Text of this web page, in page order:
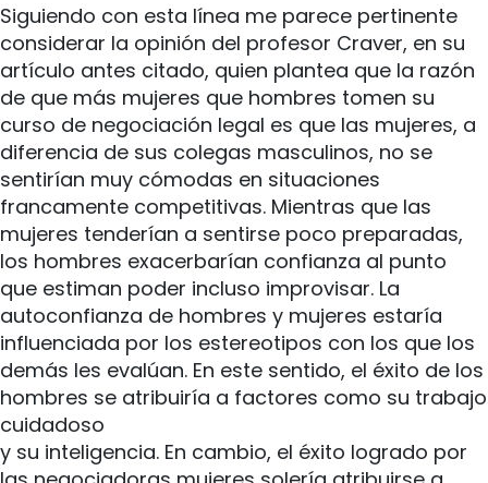
Siguiendo con esta línea me parece pertinente
considerar la opinión del profesor Craver, en su
artículo antes citado, quien plantea que la razón
de que más mujeres que hombres tomen su
curso de negociación legal es que las mujeres, a
diferencia de sus colegas masculinos, no se
sentirían muy cómodas en situaciones
francamente competitivas. Mientras que las
mujeres tenderían a sentirse poco preparadas,
los hombres exacerbarían confianza al punto
que estiman poder incluso improvisar. La
autoconfianza de hombres y mujeres estaría
influenciada por los estereotipos con los que los
demás les evalúan. En este sentido, el éxito de los
hombres se atribuiría a factores como su trabajo
cuidadoso
y su inteligencia. En cambio, el éxito logrado por